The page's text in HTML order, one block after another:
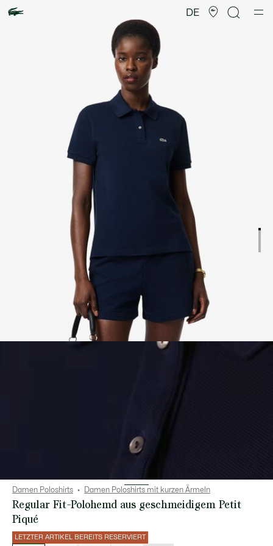
DE
Damen Poloshirts Damen Poloshirts mit kurzen Ärmeln
Regular Fit-Polohemd aus geschmeidigem Petit
Piqué
LETZTER ARTIKEL BEREITS RESERVIERT